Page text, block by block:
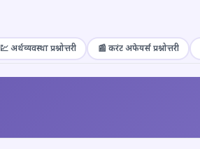
💹 अर्थव्यवस्था प्रश्नोत्तरी 📰 करंट अफेयर्स प्रश्नोत्तरी